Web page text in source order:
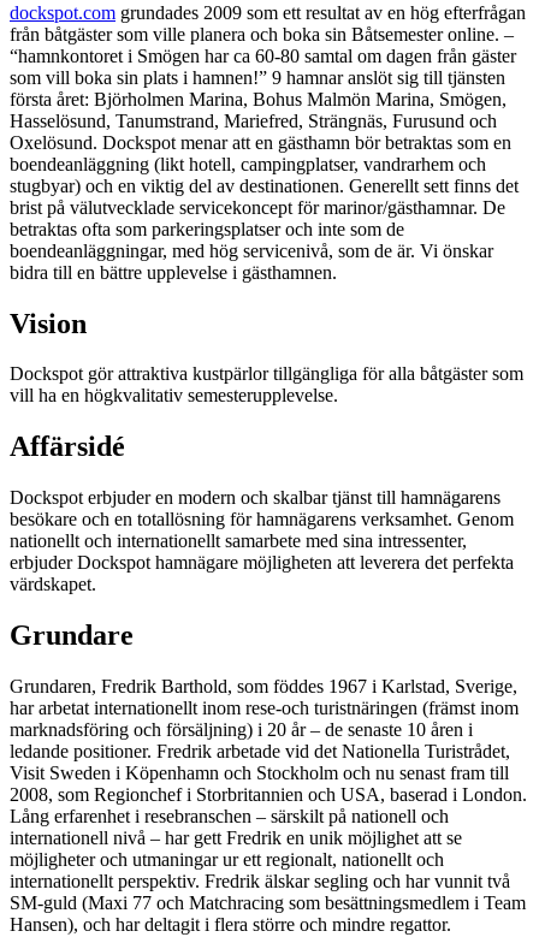
dockspot.com grundades 2009 som ett resultat av en hög efterfrågan
från båtgäster som ville planera och boka sin Båtsemester online. –
“hamnkontoret i Smögen har ca 60-80 samtal om dagen från gäster
som vill boka sin plats i hamnen!” 9 hamnar anslöt sig till tjänsten
första året: Björholmen Marina, Bohus Malmön Marina, Smögen,
Hasselösund, Tanumstrand, Mariefred, Strängnäs, Furusund och
Oxelösund. Dockspot menar att en gästhamn bör betraktas som en
boendeanläggning (likt hotell, campingplatser, vandrarhem och
stugbyar) och en viktig del av destinationen. Generellt sett finns det
brist på välutvecklade servicekoncept för marinor/gästhamnar. De
betraktas ofta som parkeringsplatser och inte som de
boendeanläggningar, med hög servicenivå, som de är. Vi önskar
bidra till en bättre upplevelse i gästhamnen.
Vision
Dockspot gör attraktiva kustpärlor tillgängliga för alla båtgäster som
vill ha en högkvalitativ semesterupplevelse.
Affärsidé
Dockspot erbjuder en modern och skalbar tjänst till hamnägarens
besökare och en totallösning för hamnägarens verksamhet. Genom
nationellt och internationellt samarbete med sina intressenter,
erbjuder Dockspot hamnägare möjligheten att leverera det perfekta
värdskapet.
Grundare
Grundaren, Fredrik Barthold, som föddes 1967 i Karlstad, Sverige,
har arbetat internationellt inom rese-och turistnäringen (främst inom
marknadsföring och försäljning) i 20 år – de senaste 10 åren i
ledande positioner. Fredrik arbetade vid det Nationella Turistrådet,
Visit Sweden i Köpenhamn och Stockholm och nu senast fram till
2008, som Regionchef i Storbritannien och USA, baserad i London.
Lång erfarenhet i resebranschen – särskilt på nationell och
internationell nivå – har gett Fredrik en unik möjlighet att se
möjligheter och utmaningar ur ett regionalt, nationellt och
internationellt perspektiv. Fredrik älskar segling och har vunnit två
SM-guld (Maxi 77 och Matchracing som besättningsmedlem i Team
Hansen), och har deltagit i flera större och mindre regattor.